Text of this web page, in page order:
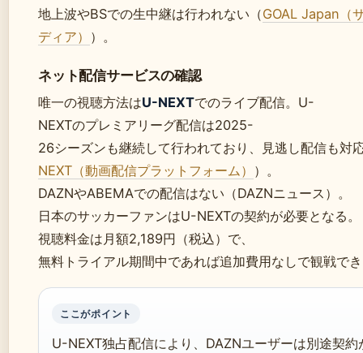
地上波やBSでの生中継は行われない（GOAL Japan（
ディア） ）。
ネット配信サービスの確認
唯一の視聴方法はU-NEXTでのライブ配信。U-
NEXTのプレミアリーグ配信は2025-
26シーズンも継続して行われており、見逃し配信も対
NEXT（動画配信プラットフォーム） ）。
DAZNやABEMAでの配信はない（DAZNニュース）。
日本のサッカーファンはU-NEXTの契約が必要となる。
視聴料金は月額2,189円（税込）で、
無料トライアル期間中であれば追加費用なしで観戦で
ここがポイント
U-NEXT独占配信により、DAZNユーザーは別途契約